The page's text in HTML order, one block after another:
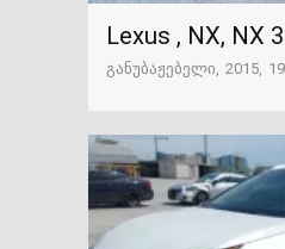
Lexus , NX, NX
განუბაჟებელი 2015